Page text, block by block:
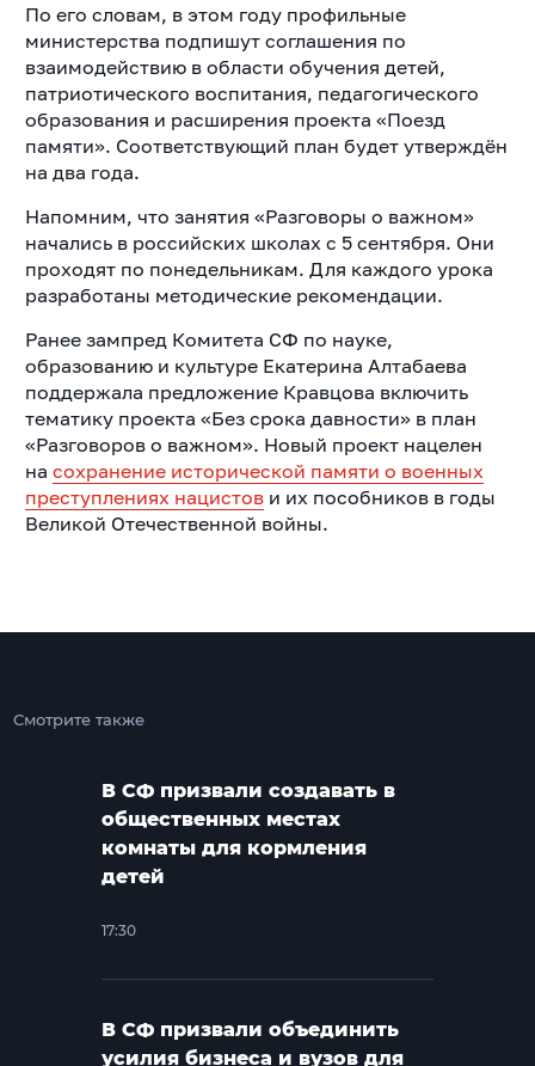
По его словам, в этом году профильные
министерства подпишут соглашения по
взаимодействию в области обучения детей,
патриотического воспитания, педагогического
образования и расширения проекта «Поезд
памяти». Соответствующий план будет утверждён
на два года.
Напомним, что занятия «Разговоры о важном»
начались в российских школах с 5 сентября. Они
проходят по понедельникам. Для каждого урока
разработаны методические рекомендации.
Ранее зампред Комитета СФ по науке,
образованию и культуре Екатерина Алтабаева
поддержала предложение Кравцова включить
тематику проекта «Без срока давности» в план
«Разговоров о важном». Новый проект нацелен
на сохранение исторической памяти о военных
преступлениях нацистови их пособников в годы
Великой Отечественной войны.
Смотрите также
В СФ призвали создавать в
общественных местах
комнаты для кормления
детей
17:30
В СФ призвали объединить
усилия бизнеса и вузов для